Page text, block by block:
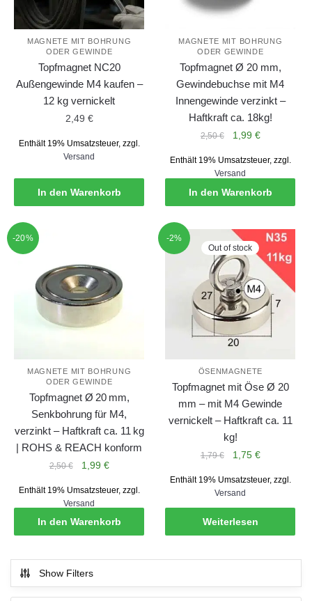
MAGNETE MIT BOHRUNG
ODER GEWINDE
Topfmagnet NC20
Außengewinde M4 kaufen –
12 kg vernickelt
2,49 €
Enthält 19% Umsatzsteuer, zzgl.
Versand
In den Warenkorb
MAGNETE MIT BOHRUNG
ODER GEWINDE
Topfmagnet Ø 20 mm,
Gewindebuchse mit M4
Innengewinde verzinkt –
Haftkraft ca. 18kg!
2,50€
Ursprünglicher
war:
2,50 €
1,99 €Aktueller
ist:
1,99 €.
Enthält 19% Umsatzsteuer, zzgl.
Versand
In den Warenkorb
-20%
MAGNETE MIT BOHRUNG
ODER GEWINDE
Topfmagnet Ø 20 mm,
Senkbohrung für M4,
verzinkt – Haftkraft ca. 11 kg
| ROHS & REACH konform
2,50€
Ursprünglicher
war:
2,50 €
1,99 €Aktueller
ist:
1,99 €.
Enthält 19% Umsatzsteuer, zzgl.
Versand
In den Warenkorb
-2%
Out of stock
ÖSENMAGNETE
Topfmagnet mit Öse Ø 20
mm – mit M4 Gewinde
vernickelt – Haftkraft ca. 11
kg!
1,79€
Ursprünglicher
war:
1,79 €
1,75 €Aktueller
ist:
Enthält 19% Umsatzsteuer, zzgl.
Versand
Weiterlesen
Show Filters